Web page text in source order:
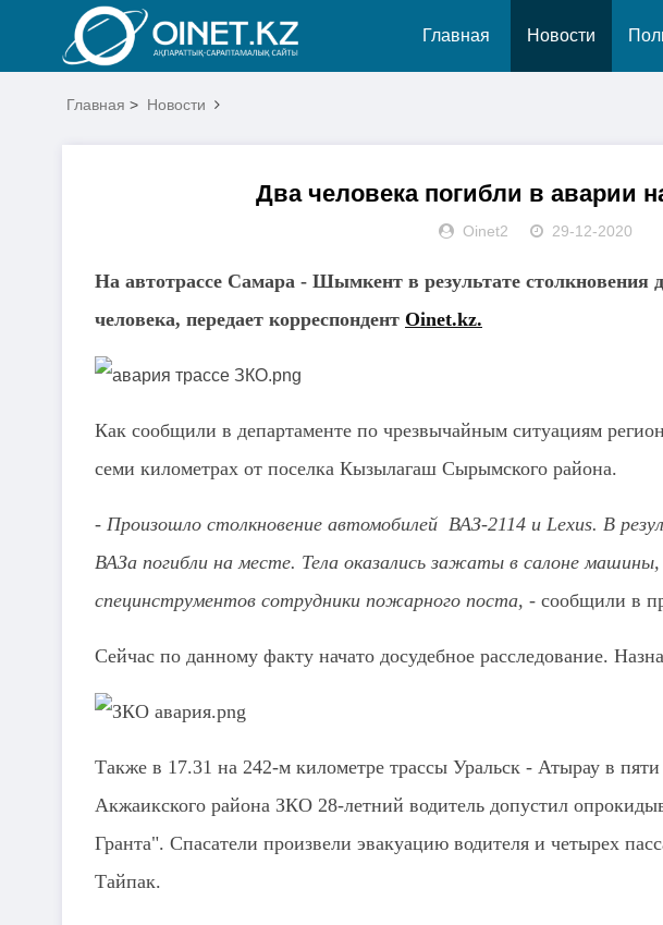
Главная Новости
Главная > Новости
Два человека погибли в аварии
Oinet2 29-12-2020
На автотрассе Самара - Шымкент в результате столкновения
человека, передает корреспондент Oinet.kz.
Как сообщили в департаменте по чрезвычайным ситуациям
семи километрах от поселка Кызылагаш Сырымского района.
- Произошло столкновение автомобилей ВАЗ-2114 и Lexus. В
ВАЗа погибли на месте. Тела оказались зажаты в салоне машины,
специнструментов сотрудники пожарного поста, - сообщили в
Сейчас по данному факту начато досудебное расследование.
Также в 17.31 на 242-м километре трассы Уральск - Атырау в
Акжаикского района ЗКО 28-летний водитель допустил
Гранта". Спасатели произвели эвакуацию водителя и четырех
Тайпак.